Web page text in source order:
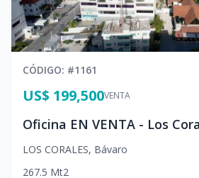
CÓDIGO: #1161
VENTA
US$ 199,500
Oficina EN VENTA - Los
LOS CORALES, Bávaro
267.5 Mt2